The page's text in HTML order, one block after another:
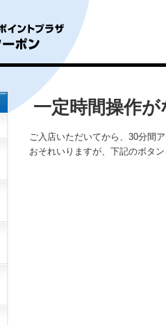
一定時間操作
ご入店いただいてから、30分間
おそれいりますが、下記のボタ